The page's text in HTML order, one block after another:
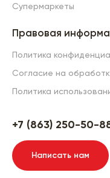
Супермаркеты
Правовая
Политика
Согласие на
Политика
+7 (863) 250-50-
Написать нам